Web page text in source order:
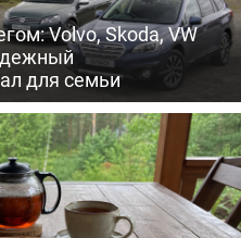
Volvo, Skoda, VW
для семьи